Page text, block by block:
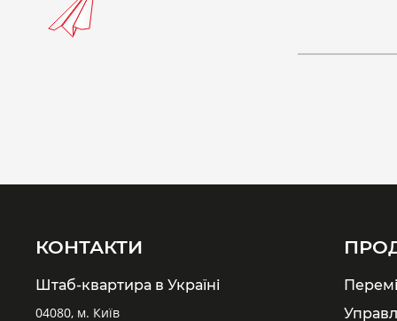
КОНТАКТИ
Штаб-квартира в Україні
04080, м. Київ